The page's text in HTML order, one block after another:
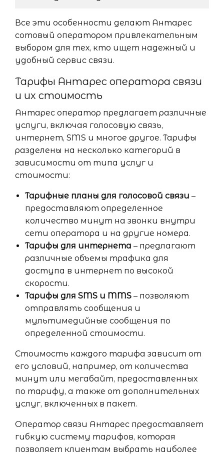
Все эти особенности делают Антарес
сотовый оператором привлекательным
выбором для тех, кто ищет надежный и
удобный сервис связи.
Тарифы Антарес оператора связи
и их стоимость
Антарес оператор предлагает различные
услуги, включая голосовую связь,
интернет, SMS и многое другое. Тарифы
разделены на несколько категорий в
зависимости от типа услуг и
стоимости:
Тарифные планы для голосовой связи –
предоставляют определенное
количество минут на звонки внутри
сети оператора и на другие номера.
Тарифы для интернета – предлагают
различные объемы трафика для
доступа в интернет по высокой
скорости.
Тарифы для SMS и MMS – позволяют
отправлять сообщения и
мультимедийные сообщения по
определенной стоимости.
Стоимость каждого тарифа зависит от
его условий, например, от количества
минут или мегабайт, предоставленных
по тарифу, а также от дополнительных
услуг, включенных в пакет.
Оператор связи Антарес предоставляет
гибкую систему тарифов, которая
позволяет клиентам выбрать наиболее